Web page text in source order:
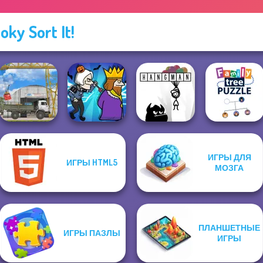
Sort It!
The Cargo Hangman
Family Tree
Puzzle
ИГРЫ HTML5
ИГРЫ ДЛЯ
МОЗГА
ИГРЫ ПАЗЛЫ
ПЛАНШЕТНЫЕ
ИГРЫ